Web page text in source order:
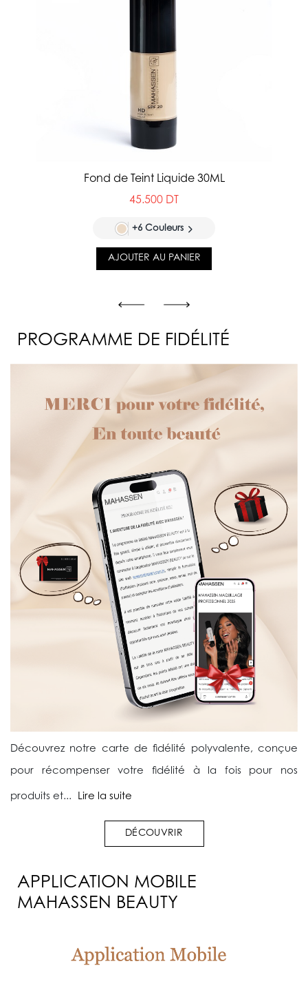
Fond de Teint Liquide 30ML
45.500 DT
+6 Couleurs
AJOUTER AU PANIER
PROGRAMME DE FIDÉLITÉ
Découvrez notre carte de fidélité polyvalente, conçue
pour récompenser votre fidélité à la fois pour nos
produits et... Lire la suite
DÉCOUVRIR
APPLICATION MOBILE
MAHASSEN BEAUTY